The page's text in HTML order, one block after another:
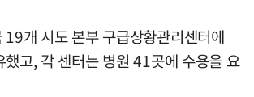
19개 시도 본부 구급상황관리센터에
했고, 각 센터는 병원 41곳에 수용을 요